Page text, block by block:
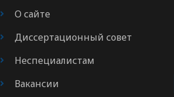
О сайте
Диссертационный совет
Неспециалистам
Вакансии